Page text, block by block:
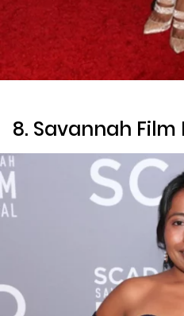
8. Savannah Film